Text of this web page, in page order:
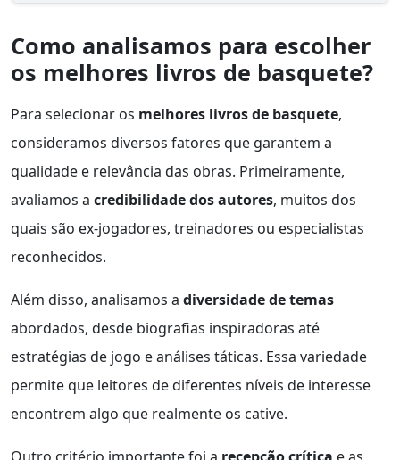
Como analisamos para escolher
os melhores livros de basquete?
Para selecionar os melhores livros de basquete,
consideramos diversos fatores que garantem a
qualidade e relevância das obras. Primeiramente,
avaliamos a credibilidade dos autores, muitos dos
quais são ex-jogadores, treinadores ou especialistas
reconhecidos.
Além disso, analisamos a diversidade de temas
abordados, desde biografias inspiradoras até
estratégias de jogo e análises táticas. Essa variedade
permite que leitores de diferentes níveis de interesse
encontrem algo que realmente os cative.